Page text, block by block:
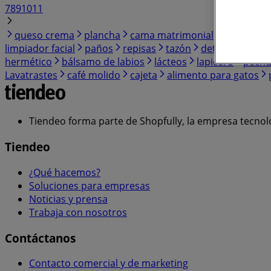
7891011
queso crema
plancha cama matrimonial
limpiador facial
paños repisas tazón detergente en
hermético
bálsamo de labios lácteos lapicero
Lavatrastes
café molido cajeta alimento para gatos
Tiendeo forma parte de Shopfully, la empresa
Tiendeo
¿Qué hacemos?
Soluciones para empresas
Noticias y prensa
Trabaja con nosotros
Contáctanos
Contacto comercial y de marketing